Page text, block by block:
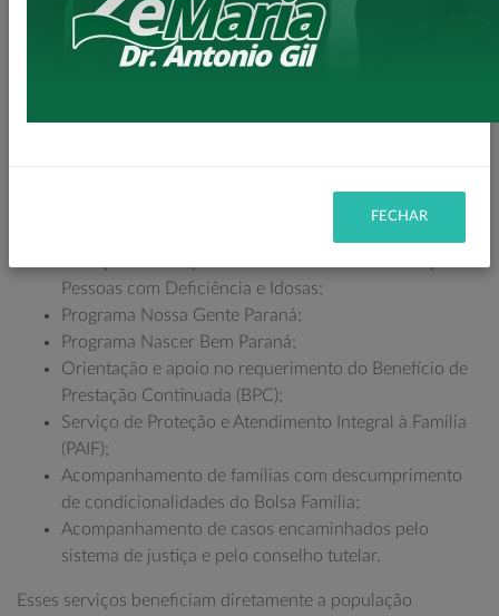
socioassistenciais, entre eles:
Orientações e encaminhamentos para emissão de
Pessoas com Deficiência e Idosas;
Programa Nossa Gente Paraná;
Programa Nascer Bem Paraná;
Orientação e apoio no requerimento do Benefício de
Prestação Continuada (BPC);
Serviço de Proteção e Atendimento Integral à Família
(PAIF);
Acompanhamento de famílias com descumprimento
de condicionalidades do Bolsa Família;
Acompanhamento de casos encaminhados pelo
sistema de justiça e pelo conselho tutelar.
Esses serviços beneficiam diretamente a população
FECHAR